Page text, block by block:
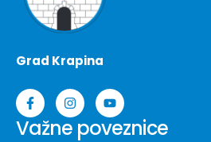
Grad Krapina
Važne poveznice